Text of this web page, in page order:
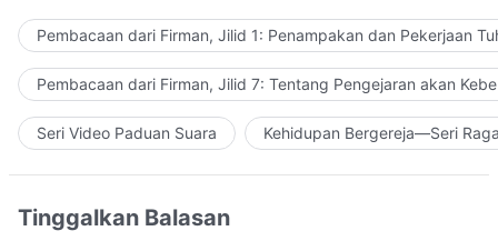
Pembacaan dari Firman, Jilid 1: Penampakan dan Pekerjaan
Pembacaan dari Firman, Jilid 7: Tentang Pengejaran akan
Seri Video Paduan Suara Kehidupan Bergereja—Seri
Tinggalkan Balasan